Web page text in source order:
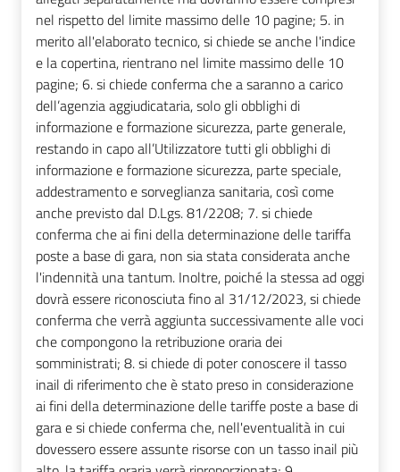
nel rispetto del limite massimo delle 10 pagine; 5. in
merito all'elaborato tecnico, si chiede se anche l'indice
e la copertina, rientrano nel limite massimo delle 10
pagine; 6. si chiede conferma che a saranno a carico
dell’agenzia aggiudicataria, solo gli obblighi di
informazione e formazione sicurezza, parte generale,
restando in capo all’Utilizzatore tutti gli obblighi di
informazione e formazione sicurezza, parte speciale,
addestramento e sorveglianza sanitaria, così come
anche previsto dal D.Lgs. 81/2208; 7. si chiede
conferma che ai fini della determinazione delle tariffa
poste a base di gara, non sia stata considerata anche
l'indennità una tantum. Inoltre, poiché la stessa ad oggi
dovrà essere riconosciuta fino al 31/12/2023, si chiede
conferma che verrà aggiunta successivamente alle voci
che compongono la retribuzione oraria dei
somministrati; 8. si chiede di poter conoscere il tasso
inail di riferimento che è stato preso in considerazione
ai fini della determinazione delle tariffe poste a base di
gara e si chiede conferma che, nell'eventualità in cui
dovessero essere assunte risorse con un tasso inail più